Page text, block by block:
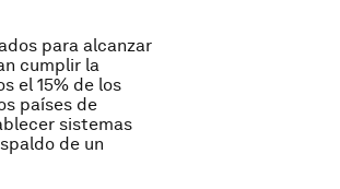
para alcanzar
cumplir la
el 15% de los
países de
sistemas
de un